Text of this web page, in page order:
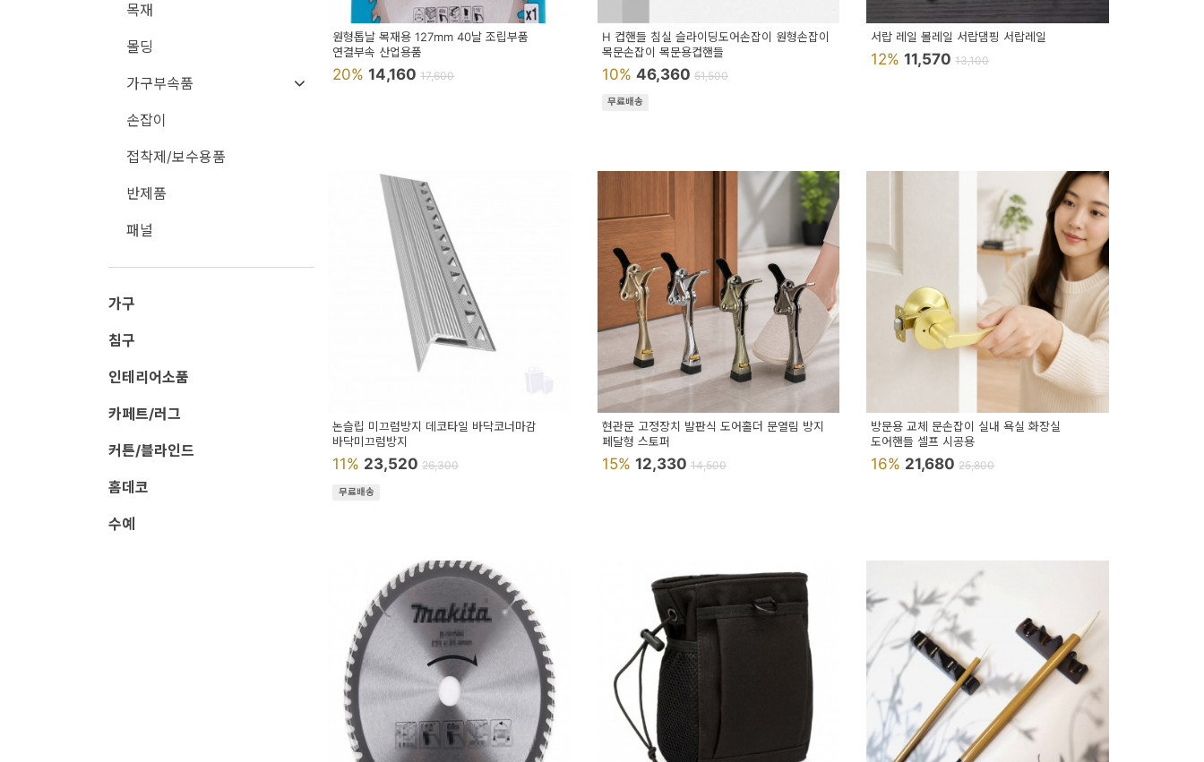
목재
몰딩
가구부속품
손잡이
접착제/보수용품
반제품
패널
가구
침구
인테리어소품
카페트/러그
커튼/블라인드
홈데코
수예
원형톱날 목재용 127mm 40날 조립부품
연결부속 산업용품
20%14,16017,600
H 컵핸들 침실 슬라이딩도어손잡이 원형손잡이
목문손잡이 목문용컵핸들
10% 46,360 51,500
무료배송
서랍 레일 볼레일 서랍댐핑 서랍레일
12%11,57013,100
논슬립 미끄럼방지 데코타일 바닥코너마감
바닥미끄럼방지
11% 23,52026,300
무료배송
현관문 고정장치 발판식 도어홀더 문열림 방지
페달형 스토퍼
15% 12,330 14,500
방문용 교체 문손잡이 실내 욕실 화장실
도어핸들 셀프 시공용
16% 21,68025,800